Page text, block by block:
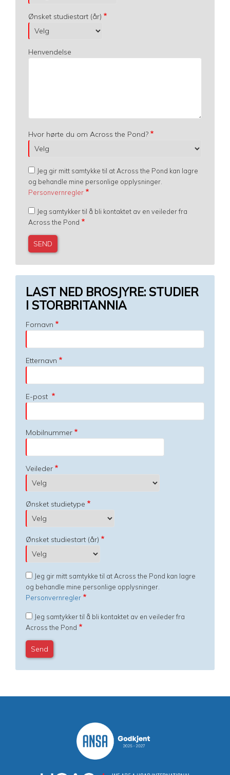
Ønsket studiestart (år)
Henvendelse
Hvor hørte du om Across the Pond?
Jeg gir mitt samtykke til at Across the Pond kan lagre
og behandle mine personlige opplysninger.
Personvernregler
Jeg samtykker til å bli kontaktet av en veileder fra
Across the Pond
LAST NED BROSJYRE: STUDIER
I STORBRITANNIA
Fornavn
Etternavn
E-post
Mobilnummer
Veileder
Ønsket studietype
Ønsket studiestart (år)
Jeg gir mitt samtykke til at Across the Pond kan lagre
og behandle mine personlige opplysninger.
Personvernregler
Jeg samtykker til å bli kontaktet av en veileder fra
Across the Pond